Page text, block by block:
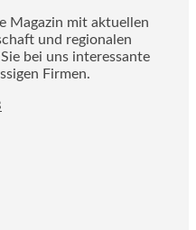
Magazin mit aktuellen
und regionalen
bei uns interessante
Firmen.